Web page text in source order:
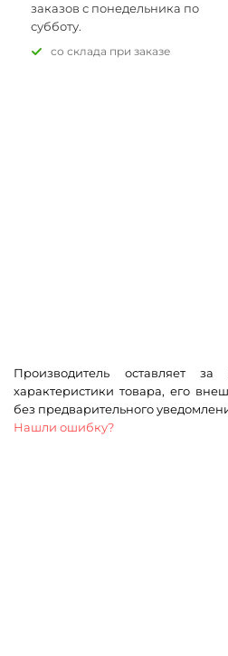
заказов с понедельника по
субботу.
Со склада при заказе
Производитель оставляет
характеристики товара, его
без предварительного
Нашли ошибку?